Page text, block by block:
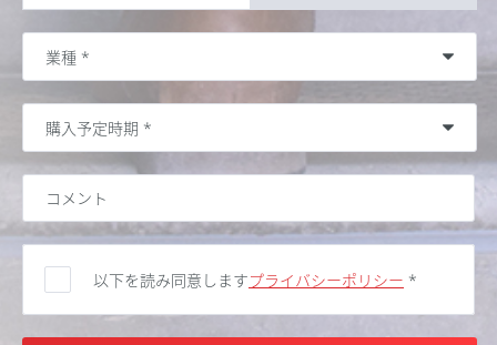
以下を読み同意しますプライバシーポリシー *